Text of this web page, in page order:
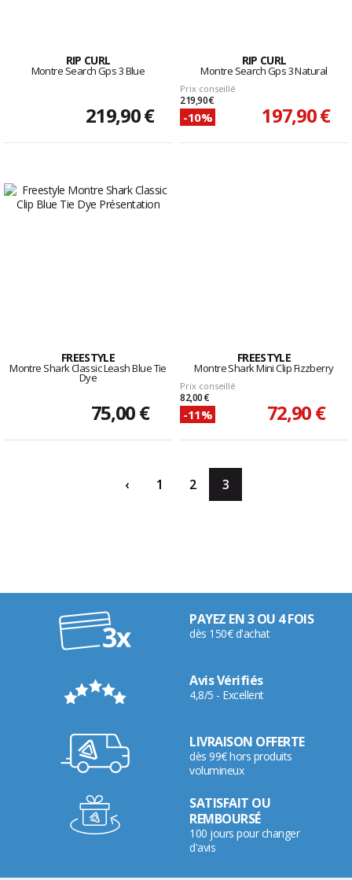
RIP CURL
Montre Search Gps 3 Blue
219,90 €
RIP CURL
Montre Search Gps 3 Natural
Prix conseillé
219,90 €
-10% 197,90 €
FREESTYLE
Montre Shark Classic Leash Blue Tie
Dye
75,00 €
FREESTYLE
Montre Shark Mini Clip Fizzberry
Prix conseillé
82,00 €
-11% 72,90 €
‹ 1 2 3
PAYEZ EN 3 OU 4 FOIS
dès 150€ d'achat
Avis Vérifiés
4,8/5 - Excellent
LIVRAISON OFFERTE
dès 99€ hors produits
volumineux
SATISFAIT OU
REMBOURSÉ
100 jours pour changer
d'avis